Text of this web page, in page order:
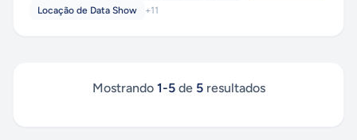
Locação de Data Show
+11
Mostrando 1-5de 5resultados